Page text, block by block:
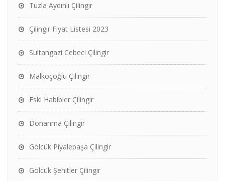
Tuzla Aydınlı Çilingir
Çilingir Fiyat Listesi 2023
Sultangazi Cebeci Çilingir
Malkoçoğlu Çilingir
Eski Habibler Çilingir
Donanma Çilingir
Gölcük Piyalepaşa Çilingir
Gölcük Şehitler Çilingir